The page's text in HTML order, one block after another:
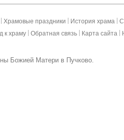
Храмовые праздники История храма
к храму Обратная связь Карта сайта
Божией Матери в Пучково.